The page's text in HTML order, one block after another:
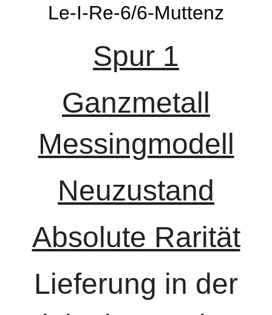
Le-I-Re-6/6-Muttenz
Spur 1
Ganzmetall
Messingmodell
Neuzustand
Absolute Rarität
Lieferung in der